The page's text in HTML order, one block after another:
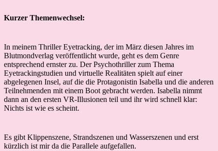
Kurzer Themenwechsel:
In meinem Thriller Eyetracking, der im März diesen Jahres im
Blutmondverlag veröffentlicht wurde, geht es dem Genre
entsprechend ernster zu. Der Psychothriller zum Thema
Eyetrackingstudien und virtuelle Realitäten spielt auf einer
abgelegenen Insel, auf die die Protagonistin Isabella und die anderen
Teilnehmenden mit einem Boot gebracht werden. Isabella nimmt
dann an den ersten VR-Illusionen teil und ihr wird schnell klar:
Nichts ist wie es scheint.
Es gibt Klippenszene, Strandszenen und Wasserszenen und erst
kürzlich ist mir da die Parallele aufgefallen.